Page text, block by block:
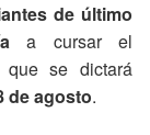
de último
a cursar el
que se dictará
de agosto.